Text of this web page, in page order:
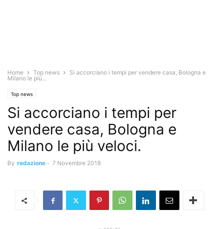
Home Top news
Si accorciano i tempi per vendere casa, Bologna e
Milano le più...
Top news
Si accorciano i tempi per
vendere casa, Bologna e
Milano le più veloci.
By redazione - 7 Novembre 2018